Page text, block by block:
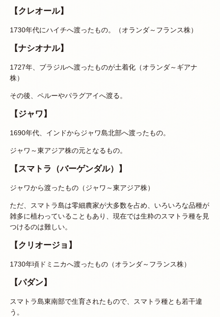
【クレオール】
1730年代にハイチへ渡ったもの。（オランダ～フランス株）
【ナシオナル】
1727年、ブラジルへ渡ったものが土着化（オランダ～ギアナ
株）
その後、ペルーやパラグアイへ渡る。
【ジャワ】
1690年代、インドからジャワ島北部へ渡ったもの。
ジャワ～東アジア株の元となるもの。
【スマトラ（バーゲンダル）】
ジャワから渡ったもの（ジャワ～東アジア株）
ただ、スマトラ島は零細農家が大多数を占め、いろいろな品種が
雑多に植わっていることもあり、現在では生粋のスマトラ種を見
つけるのは難しい。
【クリオージョ】
1730年頃ドミニカへ渡ったもの（オランダ～フランス株）
【パダン】
スマトラ島東南部で生育されたもので、スマトラ種とも若干違
う。